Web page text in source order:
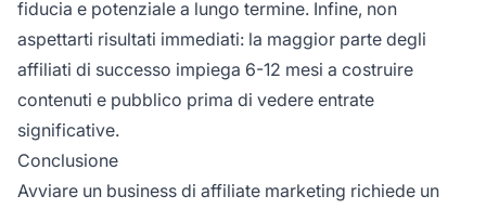
fiducia e potenziale a lungo termine. Infine, non
aspettarti risultati immediati: la maggior parte degli
affiliati di successo impiega 6-12 mesi a costruire
contenuti e pubblico prima di vedere entrate
significative.
Conclusione
Avviare un business di affiliate marketing richiede un